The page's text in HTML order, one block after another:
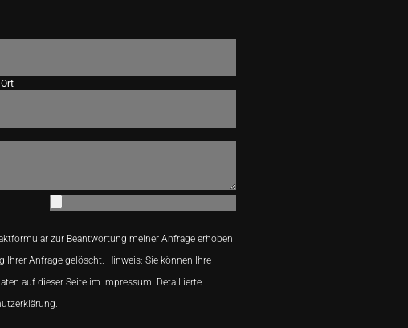
zur Beantwortung meiner Anfrage erhoben
Ihrer Anfrage gelöscht. Hinweis: Sie können Ihre
auf dieser Seite im Impressum. Detaillierte